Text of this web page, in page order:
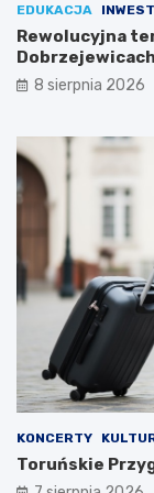
EDUKACJA
Rewolucyjna
Dobrzejewicach
8 sierpnia 2026
KONCERTY
Toruńskie